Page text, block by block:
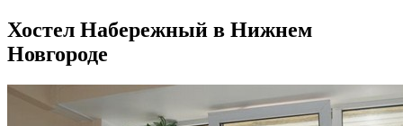
Хостел Набережный в Нижнем
Новгороде